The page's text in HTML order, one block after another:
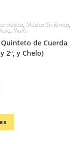
clásica, Música Sinfónica,
, Violín
de Cuerda
2ª, y Chelo)